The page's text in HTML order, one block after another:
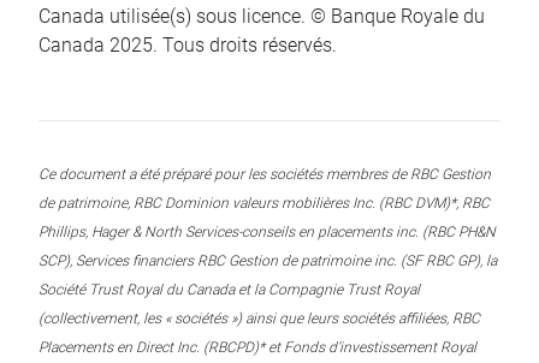
Canada utilisée(s) sous licence. © Banque Royale du
Canada 2025. Tous droits réservés.
Ce document a été préparé pour les sociétés membres de RBC Gestion
de patrimoine, RBC Dominion valeurs mobilières Inc. (RBC DVM)*, RBC
Phillips, Hager & North Services-conseils en placements inc. (RBC PH&N
SCP), Services financiers RBC Gestion de patrimoine inc. (SF RBC GP), la
Société Trust Royal du Canada et la Compagnie Trust Royal
(collectivement, les « sociétés ») ainsi que leurs sociétés affiliées, RBC
Placements en Direct Inc. (RBCPD)* et Fonds d’investissement Royal